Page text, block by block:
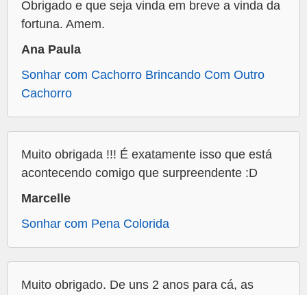
Obrigado e que seja vinda em breve a vinda da
fortuna. Amem.
Ana Paula
Sonhar com Cachorro Brincando Com Outro
Cachorro
Muito obrigada !!! É exatamente isso que está
acontecendo comigo que surpreendente :D
Marcelle
Sonhar com Pena Colorida
Muito obrigado. De uns 2 anos para cá, as